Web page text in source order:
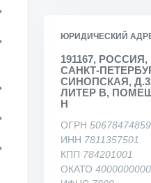
ЮРИДИЧЕСКИЙ
191167,
САНКТ-
СИНОПСКАЯ,
ЛИТЕР В,
Н
ОГРН
ИНН 7811357501
КПП 784201001
ОКАТО